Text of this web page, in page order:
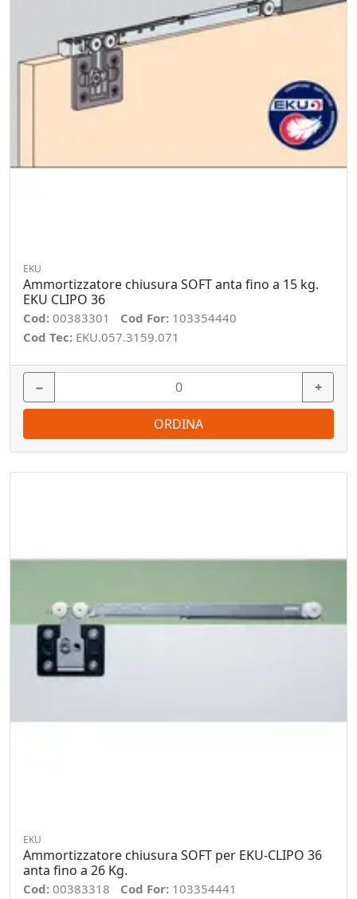
EKU
Ammortizzatore chiusura SOFT anta fino a 15 kg.
EKU CLIPO 36
Cod: 00383301 Cod For: 103354440
Cod Tec: EKU.057.3159.071
− +
ORDINA
EKU
Ammortizzatore chiusura SOFT per EKU-CLIPO 36
anta fino a 26 Kg.
Cod: 00383318 Cod For: 103354441